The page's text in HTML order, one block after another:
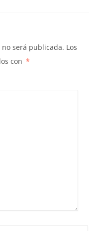
será publicada. Los
con *